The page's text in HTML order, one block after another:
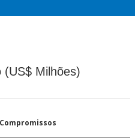
(US$ Milhões)
Compromissos